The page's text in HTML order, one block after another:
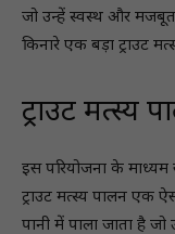
जो उन्हें स्वस्थ और
किनारे एक बड़ा ट्राउट
ट्राउट मत्स्य
इस परियोजना के माध्यम
ट्राउट मत्स्य पालन एक
पानी में पाला जाता है